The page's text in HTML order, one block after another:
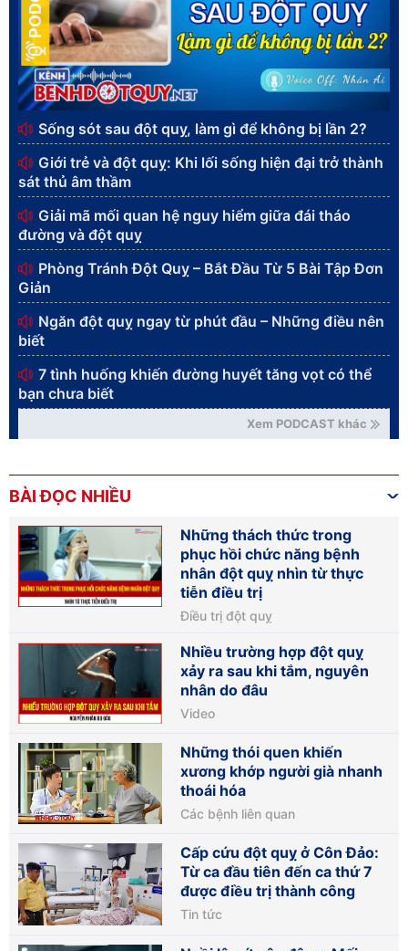
Sống sót sau đột quỵ, làm gì để không bị lần 2?
Giới trẻ và đột quỵ: Khi lối sống hiện đại trở thành
sát thủ âm thầm
Giải mã mối quan hệ nguy hiểm giữa đái tháo
đường và đột quỵ
Phòng Tránh Đột Quỵ – Bắt Đầu Từ 5 Bài Tập Đơn
Giản
Ngăn đột quỵ ngay từ phút đầu – Những điều nên
biết
7 tình huống khiến đường huyết tăng vọt có thể
bạn chưa biết
Xem PODCAST khác
BÀI ĐỌC NHIỀU
Những thách thức trong
phục hồi chức năng bệnh
nhân đột quỵ nhìn từ thực
tiễn điều trị
Điều trị đột quỵ
Nhiều trường hợp đột quỵ
xảy ra sau khi tắm, nguyên
nhân do đâu
Video
Những thói quen khiến
xương khớp người già nhanh
thoái hóa
Các bệnh liên quan
Cấp cứu đột quỵ ở Côn Đảo:
Từ ca đầu tiên đến ca thứ 7
được điều trị thành công
Tin tức